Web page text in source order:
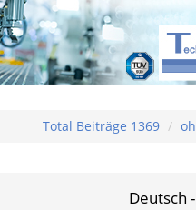
Total Beiträge 1369
Deutsch